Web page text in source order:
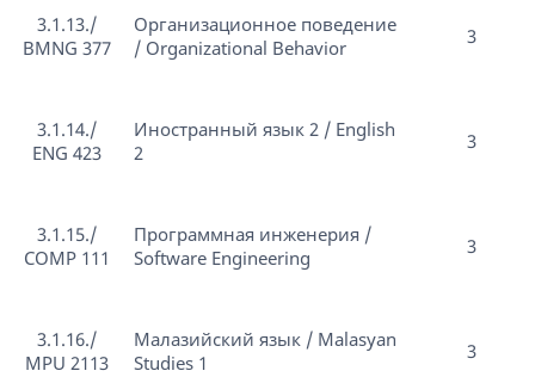
3.1.13./
BMNG 377
Организационное поведение
/ Organizational Behavior
3
3.1.14./
ENG 423
Иностранный язык 2 / English
2
3
3.1.15./
COMP 111
Программная инженерия /
Software Engineering
3
3.1.16./
MPU 2113
Малазийский язык / Malasyan
Studies 1
3